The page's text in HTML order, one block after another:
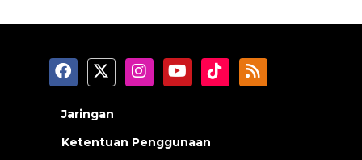
Jaringan
Ketentuan Penggunaan